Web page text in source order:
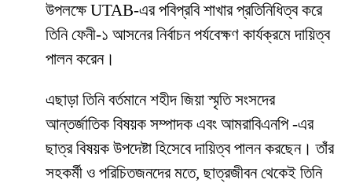
উপলক্ষে UTAB-এর পবিপ্রবি শাখার প্রতিনিধিত্ব করে
তিনি ফেনী-১ আসনের নির্বাচন পর্যবেক্ষণ কার্যক্রমে দায়িত্ব
পালন করেন।
এছাড়া তিনি বর্তমানে শহীদ জিয়া স্মৃতি সংসদের
আন্তর্জাতিক বিষয়ক সম্পাদক এবং আমরাবিএনপি -এর
ছাত্র বিষয়ক উপদেষ্টা হিসেবে দায়িত্ব পালন করছেন। তাঁর
সহকর্মী ও পরিচিতজনদের মতে, ছাত্রজীবন থেকেই তিনি